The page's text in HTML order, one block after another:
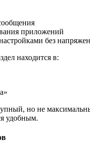
приложений
без
находится в:
но не
удобным.